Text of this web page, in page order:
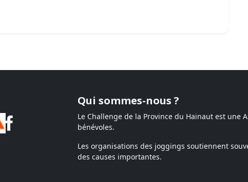
Qui sommes-nous ?
Le Challenge de la Province du Hainaut est une
bénévoles.
Les organisations des joggings soutiennent
des causes importantes.